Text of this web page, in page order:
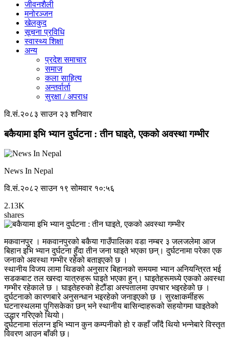
जीवनशैली
मनोरञ्जन
खेलकुद
सूचना प्रविधि
स्वास्थ्य शिक्षा
अन्य
प्रदेश समाचार
समाज
कला साहित्य
अन्तर्वार्ता
सुरक्षा / अपराध
वि.सं.२०८३ साउन २३ शनिवार
बकैयामा इभि भ्यान दुर्घटना : तीन घाइते, एकको अवस्था गम्भीर
News In Nepal
वि.सं.२०८२ साउन १९ सोमवार १०:५६
2.13K
shares
मकवानपुर । मकवानपुरको बकैया गाउँपालिका वडा नम्बर ३ जलजलेमा आज
बिहान इभि भ्यान दुर्घटना हुँदा तीन जना घाइते भएका छन्। दुर्घटनामा परेका एक
जनाको अवस्था गम्भीर रहेको बताइएको छ ।
स्थानीय विजय लामा थिङको अनुसार बिहानको समयमा भ्यान अनियन्त्रित भई
सडकबाट तल खस्दा यात्रुहरू घाइते भएका हुन्। घाइतेहरूमध्ये एकको अवस्था
गम्भीर रहेकाले छ । घाइतेहरुको हेटौंडा अस्पतालमा उपचार भइरहेको छ ।
दुर्घटनाको कारणबारे अनुसन्धान भइरहेको जनाइएको छ । सुरक्षाकर्मीहरू
घटनास्थलमा पुगिसकेका छन् भने स्थानीय बासिन्दाहरूको सहयोगमा घाइतेको
उद्धार गरिएको थियो।
दुर्घटनामा संलग्न इभि भ्यान कुन कम्पनीको हो र कहाँ जाँदै थियो भन्नेबारे विस्तृत
विवरण आउन बाँकी छ।